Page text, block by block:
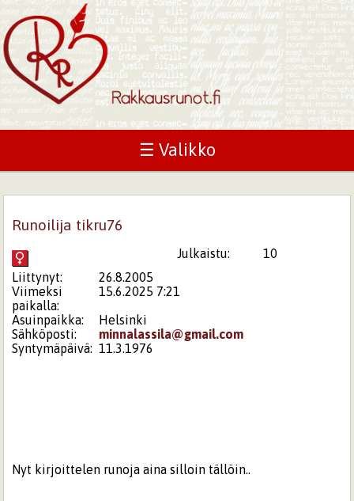
☰ Valikko
Runoilija tikru76
Julkaistu:
10
Liittynyt:
26.8.2005
Viimeksi
paikalla:
15.6.2025 7:21
Asuinpaikka:
Helsinki
Sähköposti:
minnalassila@gmail.com
Syntymäpäivä: 11.3.1976
Nyt kirjoittelen runoja aina silloin tällöin..